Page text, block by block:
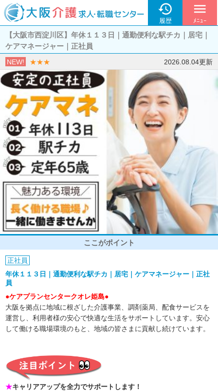

履歴
menu
ﾒﾆｭｰ
【大阪市西淀川区】年休１１３日｜通勤便利な駅チカ｜居宅｜
ケアマネージャー｜正社員
NEW! ★★★ 2026.08.04更新
ここがポイント
正社員
年休１１３日｜通勤便利な駅チカ｜居宅｜ケアマネージャー｜正社
員
●ケアプランセンタークオレ姫島●
大阪を拠点に地域に根ざした介護事業、調剤薬局、配食サービスを
運営し、利用者様の安心で快適な生活をサポートしています。安心
して働ける職場環境のもと、地域の皆さまに貢献し続けています。
★キャリアアップを全力でサポートします！